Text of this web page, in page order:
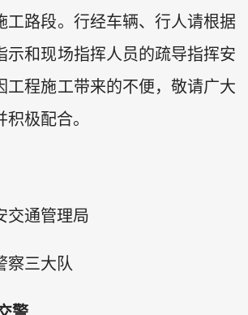
工路段。行经车辆、行人请根据
示和现场指挥人员的疏导指挥安
工程施工带来的不便，敬请广大
极配合。
交通管理局
察三大队